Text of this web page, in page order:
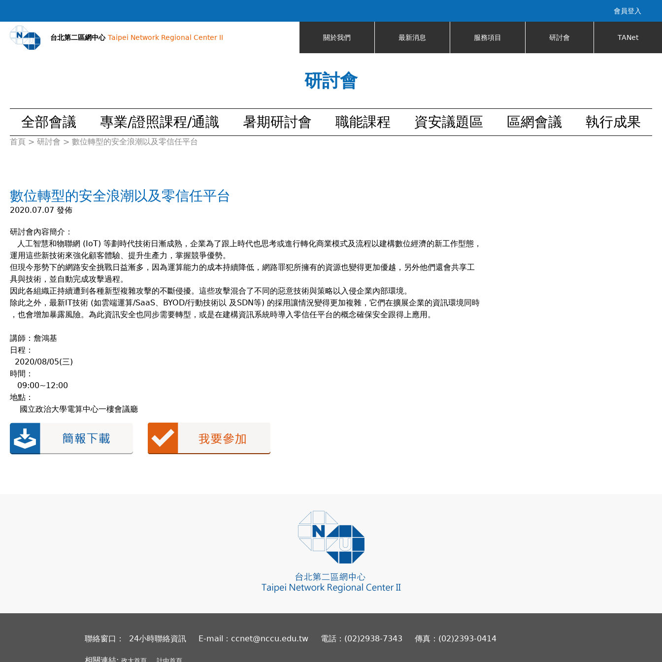
會員登入
台北第二區網中心 Taipei Network Regional Center II 關於我們 最新消息 服務項目 研討會 TANet
研討會
全部會議 專業/證照課程/通識 暑期研討會 職能課程 資安議題區 區網會議 執行成果
您
這
首頁 > 研討會 > 數位轉型的安全浪潮以及零信任平台
數位轉型的安全浪潮以及零信任平台
2020.07.07 發佈
研討會內容簡介：
人工智慧和物聯網 (IoT) 等劃時代技術日漸成熟，企業為了跟上時代也思考或進行轉化商業模式及流程以建構數位經濟的新工作型態，
運用這些新技術來強化顧客體驗、提升生產力，掌握競爭優勢。
但現今形勢下的網路安全挑戰日益漸多，因為運算能力的成本持續降低，網路罪犯所擁有的資源也變得更加優越，另外他們還會共享工
具與技術，並自動完成攻擊過程。
因此各組織正持續遭到各種新型複雜攻擊的不斷侵擾。這些攻擊混合了不同的惡意技術與策略以入侵企業內部環境。
除此之外，最新IT技術 (如雲端運算/SaaS、BYOD/行動技術以 及SDN等) 的採用讓情況變得更加複雜，它們在擴展企業的資訊環境同時
，也會增加暴露風險。為此資訊安全也同步需要轉型，或是在建構資訊系統時導入零信任平台的概念確保安全跟得上應用。
講師：詹鴻基
日程：
2020/08/05(三)
時間：
09:00~12:00
地點：
國立政治大學電算中心一樓會議廳
聯絡窗口： 24小時聯絡資訊 E-mail：ccnet@nccu.edu.tw 電話：(02)2938-7343 傳真：(02)2393-0414